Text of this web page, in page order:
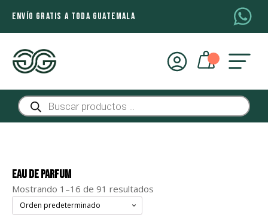
ENVÍO GRATIS A TODA GUATEMALA
Búsqueda
de
productos
Eau De Parfum
Mostrando 1–16 de 91 resultados